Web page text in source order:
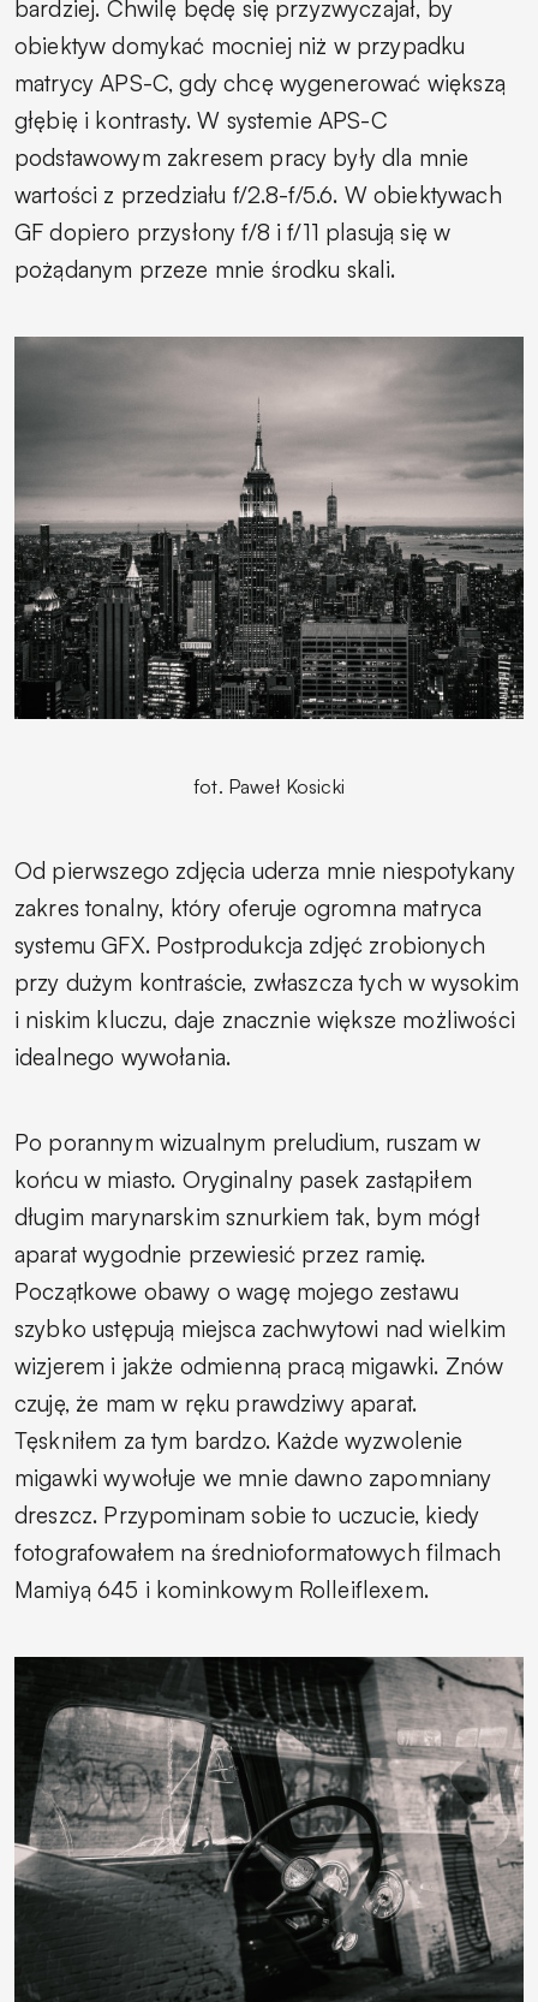
bardziej. Chwilę będę się przyzwyczajał, by
obiektyw domykać mocniej niż w przypadku
matrycy APS-C, gdy chcę wygenerować większą
głębię i kontrasty. W systemie APS-C
podstawowym zakresem pracy były dla mnie
wartości z przedziału f/2.8-f/5.6. W obiektywach
GF dopiero przysłony f/8 i f/11 plasują się w
pożądanym przeze mnie środku skali.
fot. Paweł Kosicki
Od pierwszego zdjęcia uderza mnie niespotykany
zakres tonalny, który oferuje ogromna matryca
systemu GFX. Postprodukcja zdjęć zrobionych
przy dużym kontraście, zwłaszcza tych w wysokim
i niskim kluczu, daje znacznie większe możliwości
idealnego wywołania.
Po porannym wizualnym preludium, ruszam w
końcu w miasto. Oryginalny pasek zastąpiłem
długim marynarskim sznurkiem tak, bym mógł
aparat wygodnie przewiesić przez ramię.
Początkowe obawy o wagę mojego zestawu
szybko ustępują miejsca zachwytowi nad wielkim
wizjerem i jakże odmienną pracą migawki. Znów
czuję, że mam w ręku prawdziwy aparat.
Tęskniłem za tym bardzo. Każde wyzwolenie
migawki wywołuje we mnie dawno zapomniany
dreszcz. Przypominam sobie to uczucie, kiedy
fotografowałem na średnioformatowych filmach
Mamiyą 645 i kominkowym Rolleiflexem.